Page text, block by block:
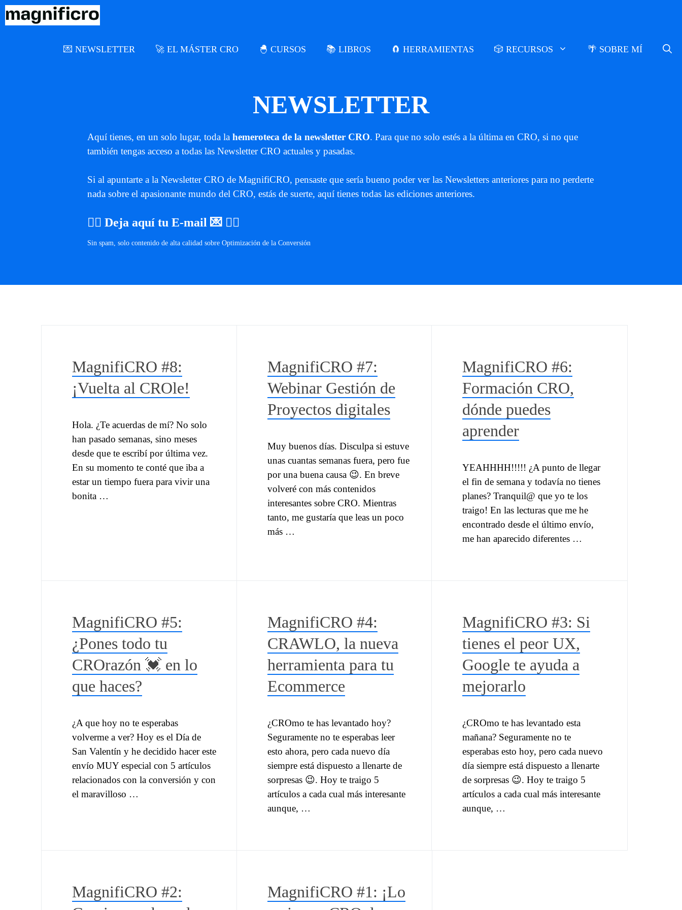
Saltar
💌 NEWSLETTER 🚀 EL MÁSTER CRO 🐣 CURSOS 📚 LIBROS 🧲 HERRAMIENTAS 🎲 RECURSOS 🌴 SOBRE MÍ
NEWSLETTER
Aquí tienes, en un solo lugar, toda la hemeroteca de la newsletter CRO. Para que no solo estés a la última en CRO, si no que
también tengas acceso a todas las Newsletter CRO actuales y pasadas.
Si al apuntarte a la Newsletter CRO de MagnifiCRO, pensaste que sería bueno poder ver las Newsletters anteriores para no perderte
nada sobre el apasionante mundo del CRO, estás de suerte, aquí tienes todas las ediciones anteriores.
👉🏼 Deja aquí tu E-mail 💌 👈🏼
Sin spam, solo contenido de alta calidad sobre Optimización de la Conversión
MagnifiCRO #8:
¡Vuelta al CROle!
Hola. ¿Te acuerdas de mí? No solo
han pasado semanas, sino meses
desde que te escribí por última vez.
En su momento te conté que iba a
estar un tiempo fuera para vivir una
bonita …
MagnifiCRO #7:
Webinar Gestión de
Proyectos digitales
Muy buenos días. Disculpa si estuve
unas cuantas semanas fuera, pero fue
por una buena causa 😉. En breve
volveré con más contenidos
interesantes sobre CRO. Mientras
tanto, me gustaría que leas un poco
más …
MagnifiCRO #6:
Formación CRO,
dónde puedes
aprender
YEAHHHH!!!!! ¿A punto de llegar
el fin de semana y todavía no tienes
planes? Tranquil@ que yo te los
traigo! En las lecturas que me he
encontrado desde el último envío,
me han aparecido diferentes …
MagnifiCRO #5:
¿Pones todo tu
CROrazón 💓 en lo
que haces?
¿A que hoy no te esperabas
volverme a ver? Hoy es el Día de
San Valentín y he decidido hacer este
envío MUY especial con 5 artículos
relacionados con la conversión y con
el maravilloso …
MagnifiCRO #4:
CRAWLO, la nueva
herramienta para tu
Ecommerce
¿CROmo te has levantado hoy?
Seguramente no te esperabas leer
esto ahora, pero cada nuevo día
siempre está dispuesto a llenarte de
sorpresas 😉. Hoy te traigo 5
artículos a cada cual más interesante
aunque, …
MagnifiCRO #3: Si
tienes el peor UX,
Google te ayuda a
mejorarlo
¿CROmo te has levantado esta
mañana? Seguramente no te
esperabas esto hoy, pero cada nuevo
día siempre está dispuesto a llenarte
de sorpresas 😉. Hoy te traigo 5
artículos a cada cual más interesante
aunque, …
MagnifiCRO #2:
MagnifiCRO #1: ¡Lo